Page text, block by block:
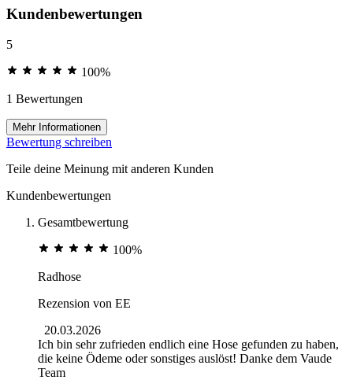
Kundenbewertungen
5
100%
1 Bewertungen
Mehr Informationen
Bewertung schreiben
Teile deine Meinung mit anderen Kunden
Kundenbewertungen
Gesamtbewertung
100%
Radhose
Rezension von EE
20.03.2026
Ich bin sehr zufrieden endlich eine Hose gefunden zu haben,
die keine Ödeme oder sonstiges auslöst! Danke dem Vaude
Team